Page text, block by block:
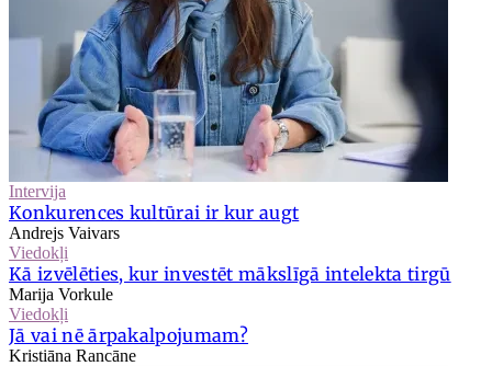
Intervija
Konkurences kultūrai ir kur augt
Andrejs Vaivars
Viedokļi
Kā izvēlēties, kur investēt mākslīgā intelekta tirgū
Marija Vorkule
Viedokļi
Jā vai nē ārpakalpojumam?
Kristiāna Rancāne